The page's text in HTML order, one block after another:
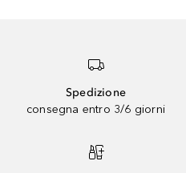
Spedizione
consegna entro 3/6 giorni